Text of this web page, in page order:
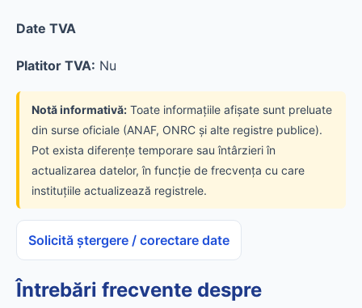
Date TVA
Platitor TVA: Nu
Notă informativă: Toate informațiile afișate sunt preluate
din surse oficiale (ANAF, ONRC și alte registre publice).
Pot exista diferențe temporare sau întârzieri în
actualizarea datelor, în funcție de frecvența cu care
instituțiile actualizează registrele.
Solicită ștergere / corectare date
Întrebări frecvente despre